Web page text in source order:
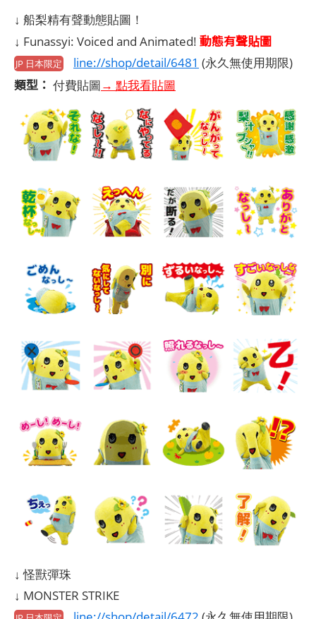
↓ 船梨精有聲動態貼圖！
↓ Funassyi: Voiced and Animated! 動態有聲貼圖
JP 日本限定 line://shop/detail/6481 (永久無使用期限)
類型： 付費貼圖→ 點我看貼圖
↓ 怪獸彈珠
↓ MONSTER STRIKE